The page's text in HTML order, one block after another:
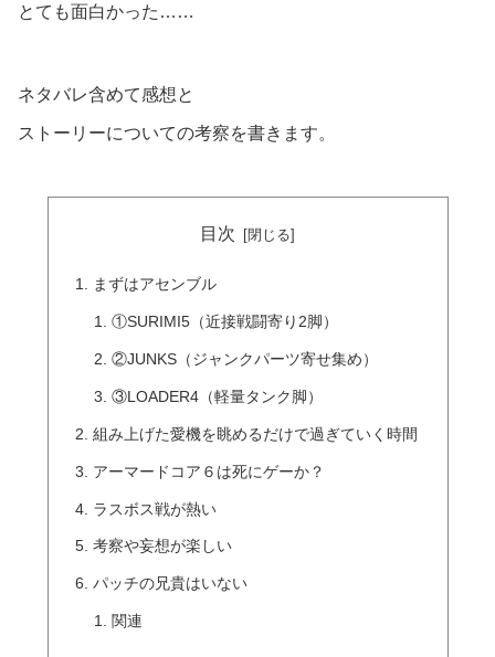
とても面白かった……
ネタバレ含めて感想と
ストーリーについての考察を書きます。
目次
まずはアセンブル
①SURIMI5（近接戦闘寄り2脚）
②JUNKS（ジャンクパーツ寄せ集め）
③LOADER4（軽量タンク脚）
組み上げた愛機を眺めるだけで過ぎていく時間
アーマードコア６は死にゲーか？
ラスボス戦が熱い
考察や妄想が楽しい
パッチの兄貴はいない
関連